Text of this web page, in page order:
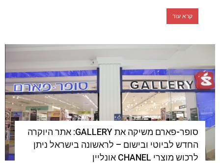
קרא עוד
סופר-פארם משיקה את GALLERY: אתר היוקרה
החדש לביוטי ובישום – לראשונה בישראל ניתן
לרכוש מוצרי CHANEL אונליין